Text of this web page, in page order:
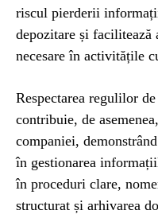
riscul pierderii
depozitare și facilitează
necesare în activitățile
Respectarea regulilor
contribuie, de
companiei,
în gestionarea
în proceduri clare,
structurat și arhivarea